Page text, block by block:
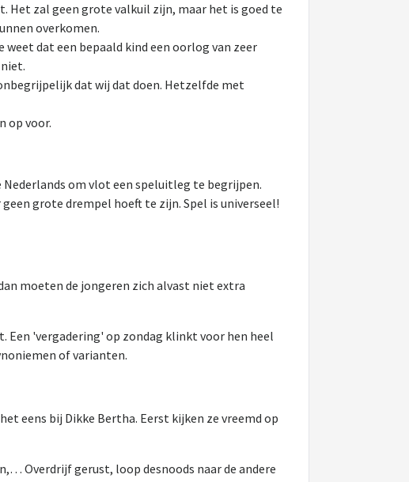
Het zal geen grote valkuil zijn, maar het is goed te
overkomen.
dat een bepaald kind een oorlog van zeer
dat wij dat doen. Hetzelfde met
op voor.
om vlot een speluitleg te begrijpen.
grote drempel hoeft te zijn. Spel is universeel!
moeten de jongeren zich alvast niet extra
Een 'vergadering' op zondag klinkt voor hen heel
of varianten.
eens bij Dikke Bertha. Eerst kijken ze vreemd op
Overdrijf gerust, loop desnoods naar de andere